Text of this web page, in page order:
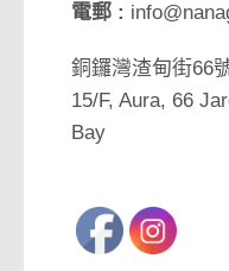
電郵 :
銅鑼灣渣甸街66
15/F, Aura, 66
Bay